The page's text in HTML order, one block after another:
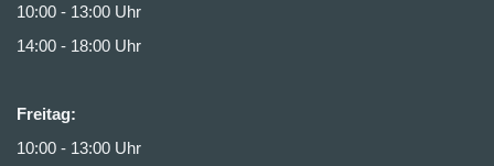
10:00 - 13:00 Uhr
14:00 - 18:00 Uhr
Freitag:
10:00 - 13:00 Uhr